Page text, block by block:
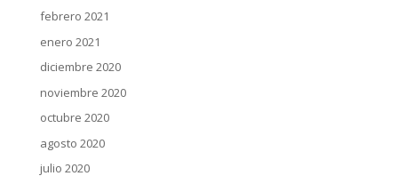
febrero 2021
enero 2021
diciembre 2020
noviembre 2020
octubre 2020
agosto 2020
julio 2020